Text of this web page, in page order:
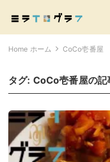
Home ホーム CoCo壱番屋
タグ: CoCo壱番屋の記